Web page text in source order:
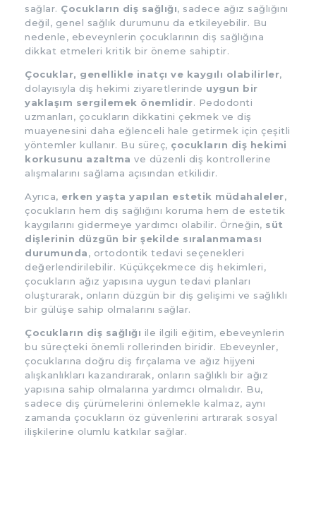
sağlar. Çocukların diş sağlığı, sadece ağız sağlığını
değil, genel sağlık durumunu da etkileyebilir. Bu
nedenle, ebeveynlerin çocuklarının diş sağlığına
dikkat etmeleri kritik bir öneme sahiptir.
Çocuklar, genellikle inatçı ve kaygılı olabilirler,
dolayısıyla diş hekimi ziyaretlerinde uygun bir
yaklaşım sergilemek önemlidir. Pedodonti
uzmanları, çocukların dikkatini çekmek ve diş
muayenesini daha eğlenceli hale getirmek için çeşitli
yöntemler kullanır. Bu süreç, çocukların diş hekimi
korkusunu azaltma ve düzenli diş kontrollerine
alışmalarını sağlama açısından etkilidir.
Ayrıca, erken yaşta yapılan estetik müdahaleler,
çocukların hem diş sağlığını koruma hem de estetik
kaygılarını gidermeye yardımcı olabilir. Örneğin, süt
dişlerinin düzgün bir şekilde sıralanmaması
durumunda, ortodontik tedavi seçenekleri
değerlendirilebilir. Küçükçekmece diş hekimleri,
çocukların ağız yapısına uygun tedavi planları
oluşturarak, onların düzgün bir diş gelişimi ve sağlıklı
bir gülüşe sahip olmalarını sağlar.
Çocukların diş sağlığı ile ilgili eğitim, ebeveynlerin
bu süreçteki önemli rollerinden biridir. Ebeveynler,
çocuklarına doğru diş fırçalama ve ağız hijyeni
alışkanlıkları kazandırarak, onların sağlıklı bir ağız
yapısına sahip olmalarına yardımcı olmalıdır. Bu,
sadece diş çürümelerini önlemekle kalmaz, aynı
zamanda çocukların öz güvenlerini artırarak sosyal
ilişkilerine olumlu katkılar sağlar.